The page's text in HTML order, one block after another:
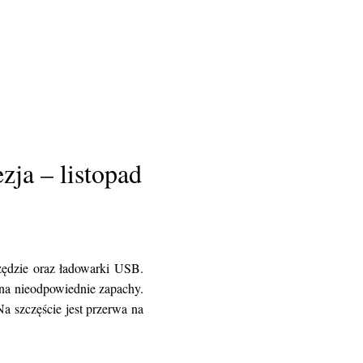
– listopad
oraz ładowarki USB.
nieodpowiednie zapachy.
szczęście jest przerwa na